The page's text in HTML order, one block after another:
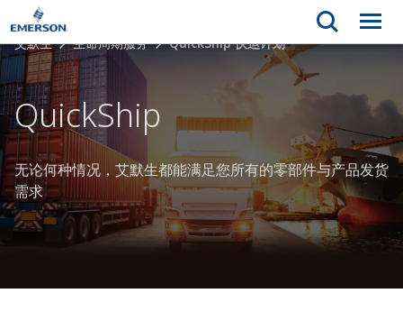
艾默生 生命周期服务 QuickShip 快运计划
QuickShip
无论何种情况，艾默生都能满足您所有的零部件与产品发货
需求